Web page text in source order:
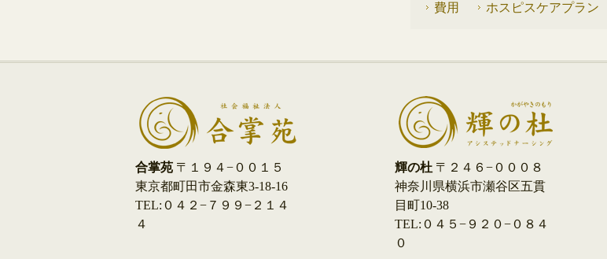
費用
ホスピスケアプラン
合掌苑 〒１９４−００１５
東京都町田市金森東3-18-16
TEL:０４２−７９９−２１４
４
輝の杜 〒２４６−０００８
神奈川県横浜市瀬谷区五貫
目町10-38
TEL:０４５−９２０−０８４
０